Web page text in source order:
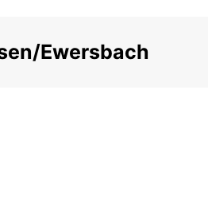
Ewersbach